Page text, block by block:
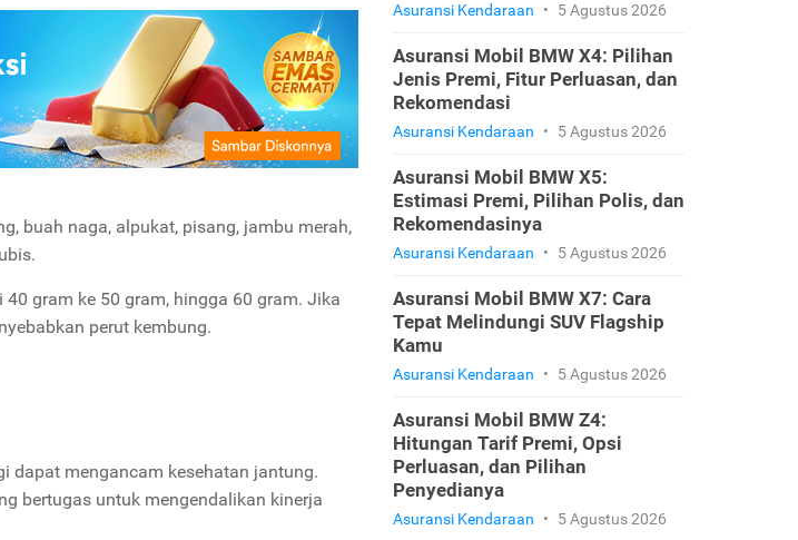
buah naga, alpukat, pisang, jambu merah,
gram ke 50 gram, hingga 60 gram. Jika
perut kembung.
dapat mengancam kesehatan jantung.
bertugas untuk mengendalikan kinerja
Asuransi Kendaraan • 5 Agustus 2026
Asuransi Mobil BMW X4: Pilihan
Jenis Premi, Fitur Perluasan, dan
Rekomendasi
Asuransi Kendaraan • 5 Agustus 2026
Asuransi Mobil BMW X5:
Estimasi Premi, Pilihan Polis, dan
Rekomendasinya
Asuransi Kendaraan • 5 Agustus 2026
Asuransi Mobil BMW X7: Cara
Tepat Melindungi SUV Flagship
Kamu
Asuransi Kendaraan • 5 Agustus 2026
Asuransi Mobil BMW Z4:
Hitungan Tarif Premi, Opsi
Perluasan, dan Pilihan
Penyedianya
Asuransi Kendaraan • 5 Agustus 2026